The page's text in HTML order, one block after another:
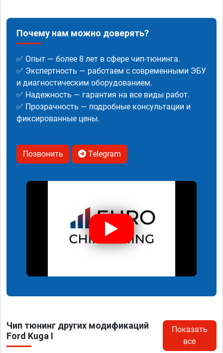
Почему нам можно доверять?
✅ Опыт — более 8 лет в сфере чип-тюнинга.
✅ Экспертность — работаем с современными ЭБУ
и диагностическим оборудованием.
✅ Надежность — гарантия на все виды работ.
✅ Прозрачность — подробные консультации и
фиксированные цены.
Позвонить Telegram
Чип тюнинг других модификаций
Ford Kuga I
Показать
все